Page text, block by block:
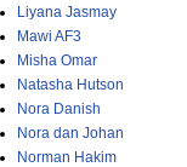
Liyana Jasmay
Mawi AF3
Misha Omar
Natasha Hutson
Nora Danish
Nora dan Johan
Norman Hakim